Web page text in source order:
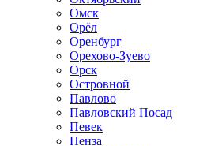
Омск
Орёл
Оренбург
Орехово-Зуево
Орск
Островной
Павлово
Павловский Посад
Певек
Пенза